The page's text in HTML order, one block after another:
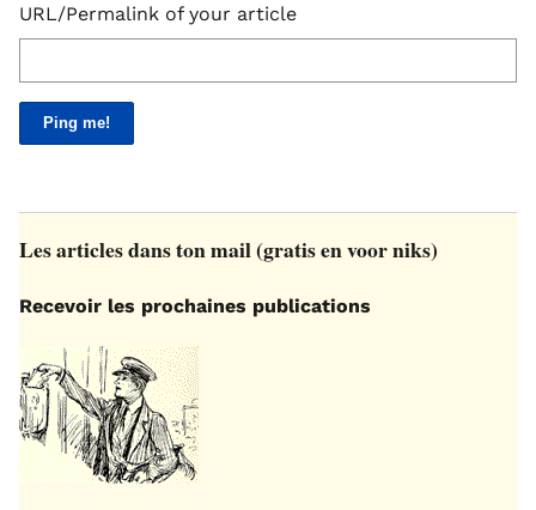
URL/Permalink of your article
Les articles dans ton mail (gratis en voor niks)
Recevoir les prochaines publications